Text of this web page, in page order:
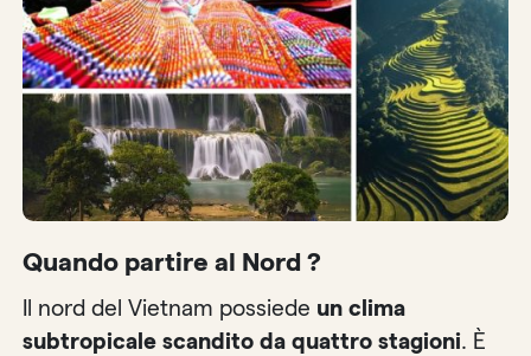
Quando partire al Nord ?
Il nord del Vietnam possiede un clima
subtropicale scandito da quattro stagioni. È